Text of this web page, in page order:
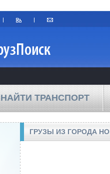
НАЙТИ ТРАНСПОРТ
ГРУЗЫ ИЗ ГОРОДА